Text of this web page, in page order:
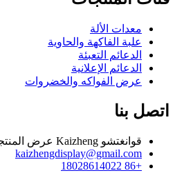
معدات الألة
علبة الفاكهة والحاوية
الدعائم التعبئة
الدعائم الإعلانية
عرض الفواكه والخضروات
اتصل بنا
قوانغتشو Kaizheng عرض المنتجات المحدودة
kaizhengdisplay@gmail.com
+86 18028614022